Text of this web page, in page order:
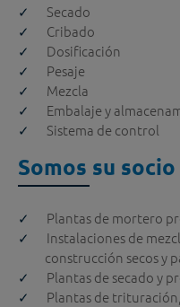
Secado
Cribado
Dosificación
Pesaje
Mezcla
Embalaje y
Sistema de control
Somos su
Plantas de mortero
Instalaciones de
construcción secos y
Plantas de secado y
Plantas de